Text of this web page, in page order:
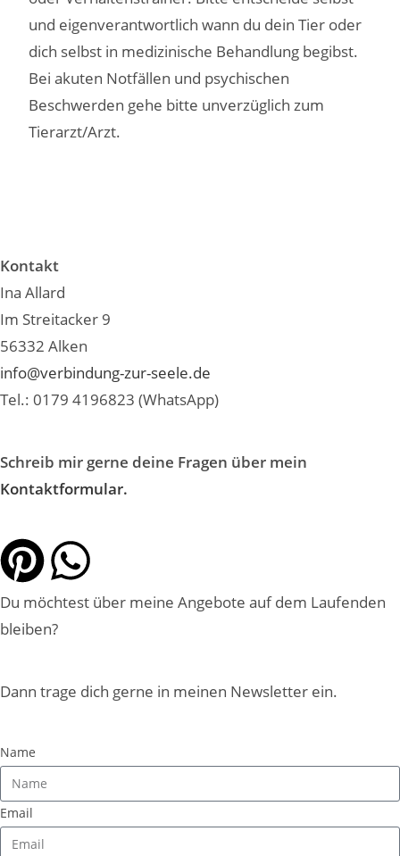
und eigenverantwortlich wann du dein Tier oder
dich selbst in medizinische Behandlung begibst.
Bei akuten Notfällen und psychischen
Beschwerden gehe bitte unverzüglich zum
Tierarzt/Arzt.
Kontakt
Ina Allard
Im Streitacker 9
56332 Alken
info@verbindung-zur-seele.de
Tel.: 0179 4196823 (WhatsApp)
Schreib mir gerne deine Fragen über mein
Kontaktformular.
Du möchtest über meine Angebote auf dem Laufenden
bleiben?
Dann trage dich gerne in meinen Newsletter ein.
Name
Email